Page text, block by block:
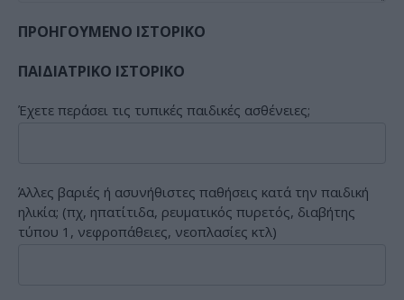
ΠΡΟΗΓΟΥΜΕΝΟ ΙΣΤΟΡΙΚΟ
ΠΑΙΔΙΑΤΡΙΚΟ ΙΣΤΟΡΙΚΟ
Έχετε περάσει τις τυπικές παιδικές ασθένειες;
Άλλες βαριές ή ασυνήθιστες παθήσεις κατά την παιδική
ηλικία; (πχ, ηπατίτιδα, ρευματικός πυρετός, διαβήτης
τύπου 1, νεφροπάθειες, νεοπλασίες κτλ)